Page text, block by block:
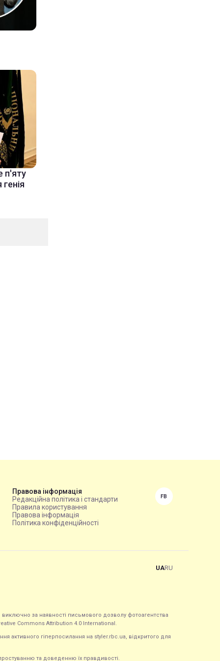
п'яту
Правова інформація
Редакційна політика і стандарти
Правила користування
Правова інформація
Політика конфіденційності
FB
UARU
виключно за наявності письмового дозволу фотоагентства
Commons Attribution 4.0 International.
активного гіперпосилання на styler.rbc.ua, відкритого для
та доведенню їх правдивості.